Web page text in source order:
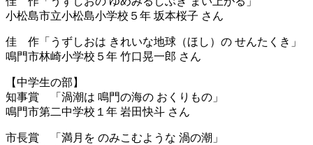
小松島市立小松島小学校５年 坂本桜子 さん
佳 作「うずしおは きれいな地球（ほし）の せんたくき」
鳴門市林崎小学校５年 竹口晃一郎 さん
【中学生の部】
知事賞 「渦潮は 鳴門の海の おくりもの」
鳴門市第二中学校１年 岩田快斗 さん
市長賞 「満月を のみこむような 渦の潮」